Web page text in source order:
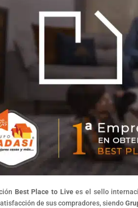
Best Place to Livees el sello
de sus compradores, siendo